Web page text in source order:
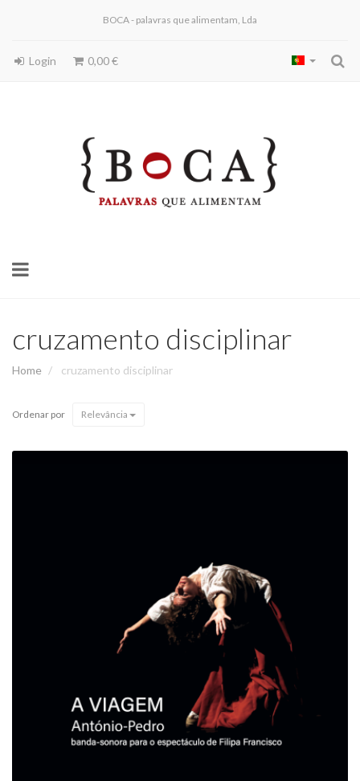
BOCA - palavras que alimentam, Lda
Login 0,00 €
Toggle
cruzamento disciplinar
Home cruzamento disciplinar
Ordenar por Relevância